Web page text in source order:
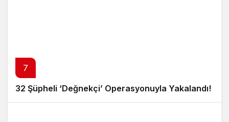
7
32 Şüpheli ‘Değnekçi’ Operasyonuyla Yakalandı!